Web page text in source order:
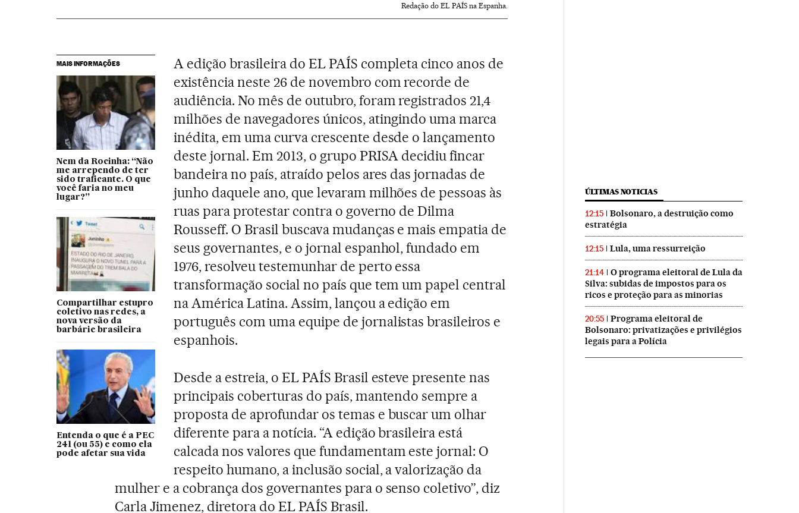
Redação do EL PAÍS na Espanha.
MAIS INFORMAÇÕES
Nem da Rocinha: “Não
me arrependo de ter
sido traficante. O que
você faria no meu
lugar?”
Compartilhar estupro
coletivo nas redes, a
nova versão da
barbárie brasileira
Entenda o que é a PEC
241 (ou 55) e como ela
pode afetar sua vida
A edição brasileira do EL PAÍS completa cinco anos de
existência neste 26 de novembro com recorde de
audiência. No mês de outubro, foram registrados 21,4
milhões de navegadores únicos, atingindo uma marca
inédita, em uma curva crescente desde o lançamento
deste jornal. Em 2013, o grupo PRISA decidiu fincar
bandeira no país, atraído pelos ares das jornadas de
junho daquele ano, que levaram milhões de pessoas às
ruas para protestar contra o governo de Dilma
Rousseff. O Brasil buscava mudanças e mais empatia de
seus governantes, e o jornal espanhol, fundado em
1976, resolveu testemunhar de perto essa
transformação social no país que tem um papel central
na América Latina. Assim, lançou a edição em
português com uma equipe de jornalistas brasileiros e
espanhois.
Desde a estreia, o EL PAÍS Brasil esteve presente nas
principais coberturas do país, mantendo sempre a
proposta de aprofundar os temas e buscar um olhar
diferente para a notícia. “A edição brasileira está
calcada nos valores que fundamentam este jornal: O
respeito humano, a inclusão social, a valorização da
mulher e a cobrança dos governantes para o senso coletivo”, diz
Carla Jimenez, diretora do EL PAÍS Brasil.
ÚLTIMAS NOTICIAS
12:15
Bolsonaro, a destruição como
estratégia
12:15 Lula, uma ressurreição
21:14
O programa eleitoral de Lula da
Silva: subidas de impostos para os
ricos e proteção para as minorias
20:55
Programa eleitoral de
Bolsonaro: privatizações e privilégios
legais para a Polícia